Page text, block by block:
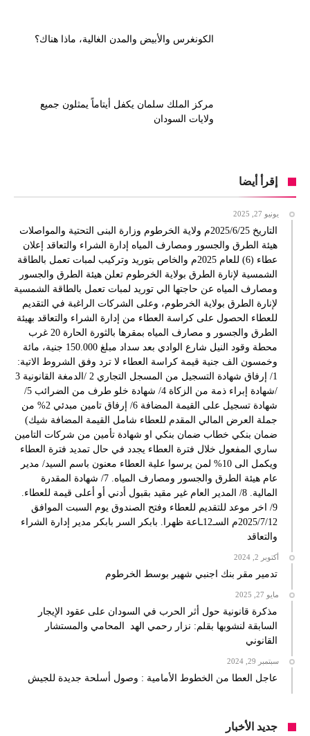
الكونغرس والأبيض والمدن الغالية، ماذا هناك؟
مركز الملك سلمان يكفل أيتاماً يمثلون جميع
ولايات السودان
إقرأ أيضا
يونيو 27, 2025
التاريخ 2025/6/25م ولاية الخرطوم وزارة البنى التحتية والمواصلات
هيئة الطرق والجسور ومصارف المياه إدارة الشراء والتعاقد إعلان
عطاء (6) للعام 2025م والخاص بتوريد وتركيب لمبات تعمل بالطاقة
الشمسية لإنارة الطرق بولاية الخرطوم تعلن هيئة الطرق والجسور
ومصارف المياه عن حاجتها الي توريد لمبات تعمل بالطاقة الشمسية
لإنارة الطرق بولاية الخرطوم، وعلى الشركات الراغبة في التقديم
للعطاء الحصول على كراسة العطاء من إدارة الشراء والتعاقد بهيئة
الطرق والجسور و مصارف المياه بمقرها بالثورة الحارة 20 غرب
محطة وقود النيل شارع الوادي بعد سداد مبلغ 150.000 جنية، مائة
وخمسون الف جنية قيمة كراسة العطاء لا ترد وفق الشروط الاتية:
1/ إرفاق شهادة التسجيل من المسجل التجاري 2 /الدمغة القانونية 3
/شهادة إبراء ذمة من الزكاة 4/ شهادة خلو طرف من الضرائب 5/
شهادة تسجيل على القيمة المضافة 6/ إرفاق تامين مبدئي 2% من
جملة العرض المالي المقدم للعطاء شامل القيمة المضافة شيك)
ضمان بنكي خطاب ضمان بنكي او شهادة تأمين من شركات التامين
ساري المفعول خلال فترة العطاء يجدد في حال تمديد فترة العطاء
ويكمل الى 10% لمن يرسوا علية العطاء معنون باسم السيد/ مدير
عام هيئة الطرق والجسور ومصارف المياه. 7/ شهادة المقدرة
المالية. 8/ المدير العام غير مقيد بقبول أدني أو أعلى قيمة للعطاء.
9/ اخر موعد للتقديم للعطاء وفتح الصندوق يوم السبت الموافق
2025/7/12م السـ12ـاعة ظهرا. بابكر السر بابكر مدير إدارة الشراء
والتعاقد
أكتوبر 2, 2024
تدمير مقر بنك اجنبي شهير بوسط الخرطوم
مايو 27, 2025
مذكرة قانونية حول أثر الحرب في السودان على عقود الإيجار
السابقة لنشوبها بقلم: نزار رحمي الهد المحامي والمستشار
القانوني
سبتمبر 29, 2024
عاجل العطا من الخطوط الأمامية : وصول أسلحة جديدة للجيش
جديد الأخبار